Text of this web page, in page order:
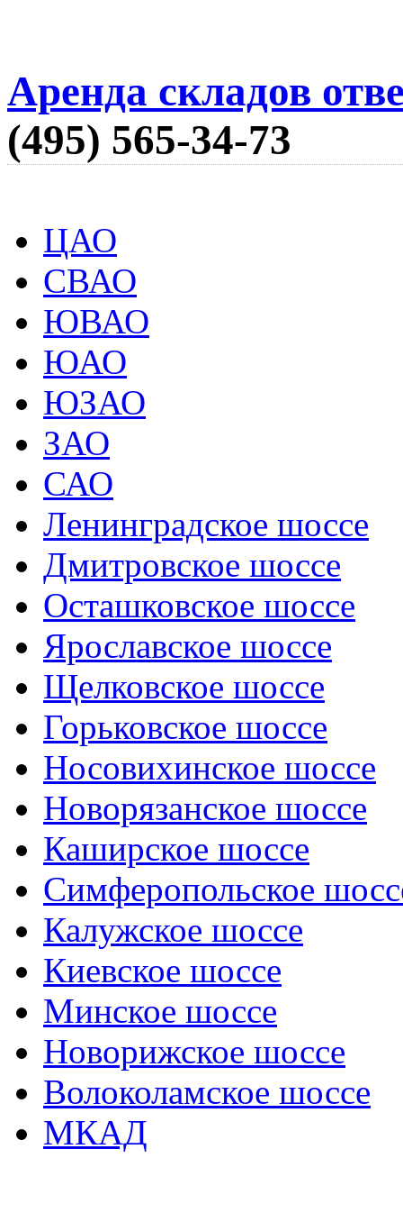
Аренда складов
(495) 565-34-73
ЦАО
СВАО
ЮВАО
ЮАО
ЮЗАО
ЗАО
САО
Ленинградское шоссе
Дмитровское шоссе
Осташковское шоссе
Ярославское шоссе
Щелковское шоссе
Горьковское шоссе
Носовихинское шоссе
Новорязанское шоссе
Каширское шоссе
Симферопольское
Калужское шоссе
Киевское шоссе
Минское шоссе
Новорижское шоссе
Волоколамское шоссе
МКАД